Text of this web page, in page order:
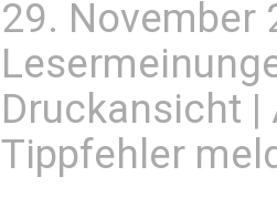
29. November
Druckansicht |
Tippfehler